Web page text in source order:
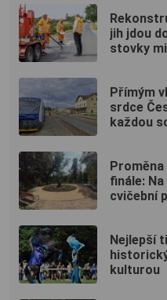
jih jdou
stovky
Přímým
srdce
každou
finále:
cvičební
Nejlepší
kulturou